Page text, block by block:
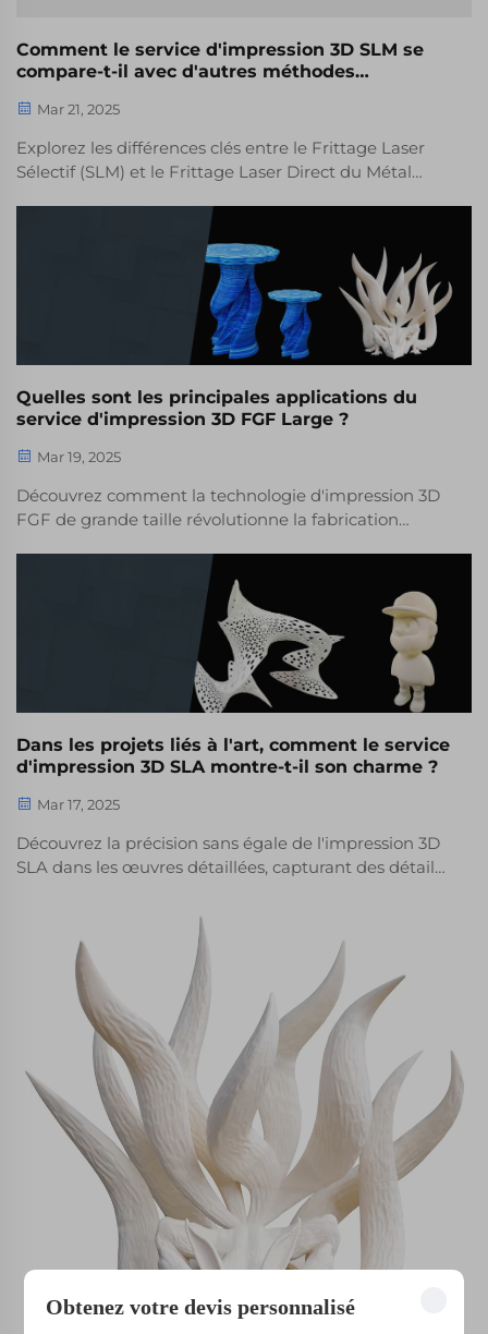
Comment le service d'impression 3D SLM se
compare-t-il avec d'autres méthodes
Mar 21, 2025
Explorez les différences clés entre le Frittage Laser
Sélectif (SLM) et le Frittage Laser Direct du Métal
3D métallique. Apprenez-en davantage sur leurs
applications, leur compatibilité de matériaux et les
facteurs à prendre en compte lors du choix entre eux.
Quelles sont les principales applications du
service d'impression 3D FGF Large ?
Mar 19, 2025
Découvrez comment la technologie d'impression 3D
FGF de grande taille révolutionne la fabrication
matériaux et ses applications dans les secteurs
aérospatial, automobile, de la construction et de
l'énergie. Découvrez les avantages par rapport aux
méthodes traditionnelles comme la SLS et l'usinage
Dans les projets liés à l'art, comment le service
d'impression 3D SLA montre-t-il son charme ?
Mar 17, 2025
Découvrez la précision sans égale de l'impression 3D
SLA dans les œuvres détaillées, capturant des détails
polyvalence des matériaux. Découvrez des solutions
économiques pour la production artistique et le
pouvoir transformateur de la SLA dans la connexion
entre l'art numérique et physique.
Obtenez votre devis personnalisé